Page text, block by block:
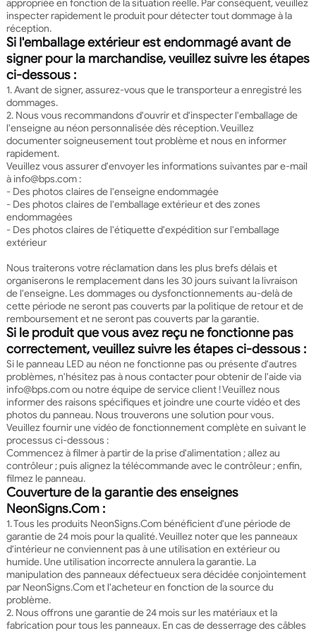
appropriée en fonction de la situation réelle. Par conséquent, veuillez
inspecter rapidement le produit pour détecter tout dommage à la
réception.
Si l'emballage extérieur est endommagé avant de
signer pour la marchandise, veuillez suivre les étapes
ci-dessous :
1. Avant de signer, assurez-vous que le transporteur a enregistré les
dommages.
2. Nous vous recommandons d'ouvrir et d'inspecter l'emballage de
l'enseigne au néon personnalisée dès réception. Veuillez
documenter soigneusement tout problème et nous en informer
rapidement.
Veuillez vous assurer d'envoyer les informations suivantes par e-mail
à info@bps.com :
- Des photos claires de l'enseigne endommagée
- Des photos claires de l'emballage extérieur et des zones
endommagées
- Des photos claires de l'étiquette d'expédition sur l'emballage
extérieur
Nous traiterons votre réclamation dans les plus brefs délais et
organiserons le remplacement dans les 30 jours suivant la livraison
de l'enseigne. Les dommages ou dysfonctionnements au-delà de
cette période ne seront pas couverts par la politique de retour et de
remboursement et ne seront pas couverts par la garantie.
Si le produit que vous avez reçu ne fonctionne pas
correctement, veuillez suivre les étapes ci-dessous :
Si le panneau LED au néon ne fonctionne pas ou présente d'autres
problèmes, n'hésitez pas à nous contacter pour obtenir de l'aide via
info@bps.com ou notre équipe de service client ! Veuillez nous
informer des raisons spécifiques et joindre une courte vidéo et des
photos du panneau. Nous trouverons une solution pour vous.
Veuillez fournir une vidéo de fonctionnement complète en suivant le
processus ci-dessous :
Commencez à filmer à partir de la prise d'alimentation ; allez au
contrôleur ; puis alignez la télécommande avec le contrôleur ; enfin,
filmez le panneau.
Couverture de la garantie des enseignes
NeonSigns.Com :
1. Tous les produits NeonSigns.Com bénéficient d'une période de
garantie de 24 mois pour la qualité. Veuillez noter que les panneaux
d'intérieur ne conviennent pas à une utilisation en extérieur ou
humide. Une utilisation incorrecte annulera la garantie. La
manipulation des panneaux défectueux sera décidée conjointement
par NeonSigns.Com et l'acheteur en fonction de la source du
problème.
2. Nous offrons une garantie de 24 mois sur les matériaux et la
fabrication pour tous les panneaux. En cas de desserrage des câbles